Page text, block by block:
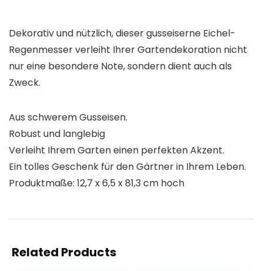
Dekorativ und nützlich, dieser gusseiserne Eichel-
Regenmesser verleiht Ihrer Gartendekoration nicht
nur eine besondere Note, sondern dient auch als
Zweck.
Aus schwerem Gusseisen.
Robust und langlebig
Verleiht Ihrem Garten einen perfekten Akzent.
Ein tolles Geschenk für den Gärtner in Ihrem Leben.
Produktmaße: 12,7 x 6,5 x 81,3 cm hoch
Related Products